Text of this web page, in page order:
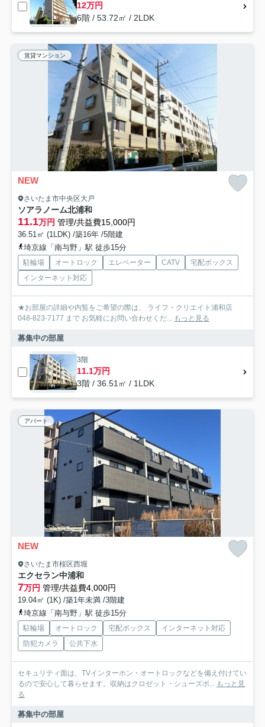
12万円
6階 / 53.72㎡ / 2LDK
賃貸マンション
NEW
さいたま市中央区大戸
ソアラノーム北浦和
11.1万円 管理/共益費15,000円
36.51㎡ (1LDK) /築16年 /5階建
埼京線「南与野」駅 徒歩15分
駐輪場 オートロック エレベーター CATV
宅配ボックス
インターネット対応
★お部屋の詳細や内覧をご希望の際は、 ライフ・クリエイト浦和店
048-823-7177 まで お気軽にお問い合わせくだ... もっと見る
募集中の部屋
3階
11.1万円
3階 / 36.51㎡ / 1LDK
アパート
NEW
さいたま市桜区西堀
エクセラン中浦和
7万円 管理/共益費4,000円
19.04㎡ (1K) /築1年未満 /3階建
埼京線「南与野」駅 徒歩15分
駐輪場 オートロック 宅配ボックス
インターネット対応
防犯カメラ
公共下水
セキュリティ面は、TVインターホン・オートロックなどを備え付けてい
るので安心して暮らせます。収納はクロゼット・シューズボ... もっと見
る
募集中の部屋